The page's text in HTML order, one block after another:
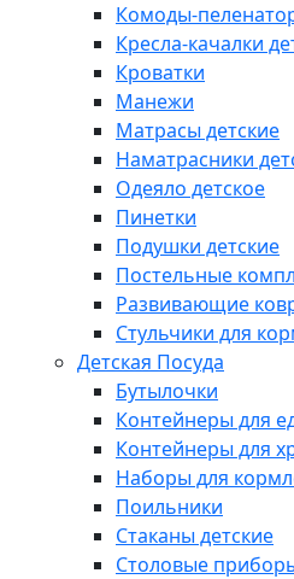
Комоды-
Кресла-качалки
Кроватки
Манежи
Матрасы детские
Наматрасники
Одеяло детское
Пинетки
Подушки детские
Постельные
Развивающие
Стульчики для
Детская Посуда
Бутылочки
Контейнеры для
Контейнеры для
Наборы для
Поильники
Стаканы детские
Столовые